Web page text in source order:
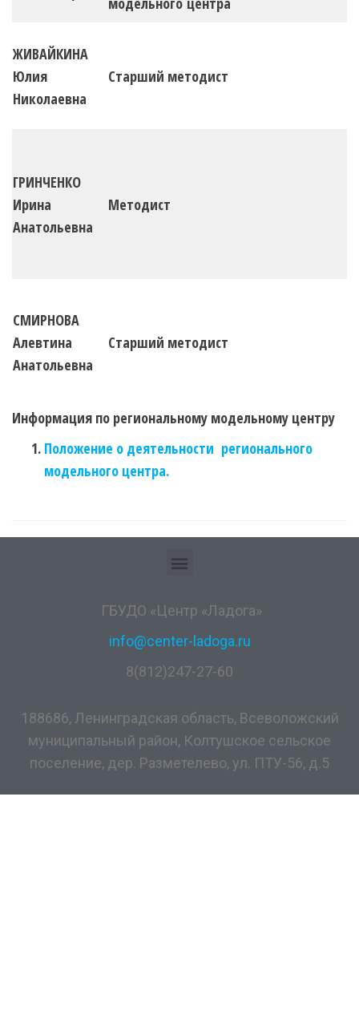
ЖИВАЙКИНА
Юлия
Николаевна
Старший методист
ГРИНЧЕНКО
Ирина
Анатольевна
Методист
СМИРНОВА
Алевтина
Анатольевна
Старший методист
Информация по региональному модельному центру
Положение о деятельности регионального
модельного центра.
ГБУДО «Центр «Ладога»
info@center-ladoga.ru
8(812)247-27-60
188686, Ленинградская область, Всеволожский
муниципальный район, Колтушское сельское
поселение, дер. Разметелево, ул. ПТУ-56, д.5